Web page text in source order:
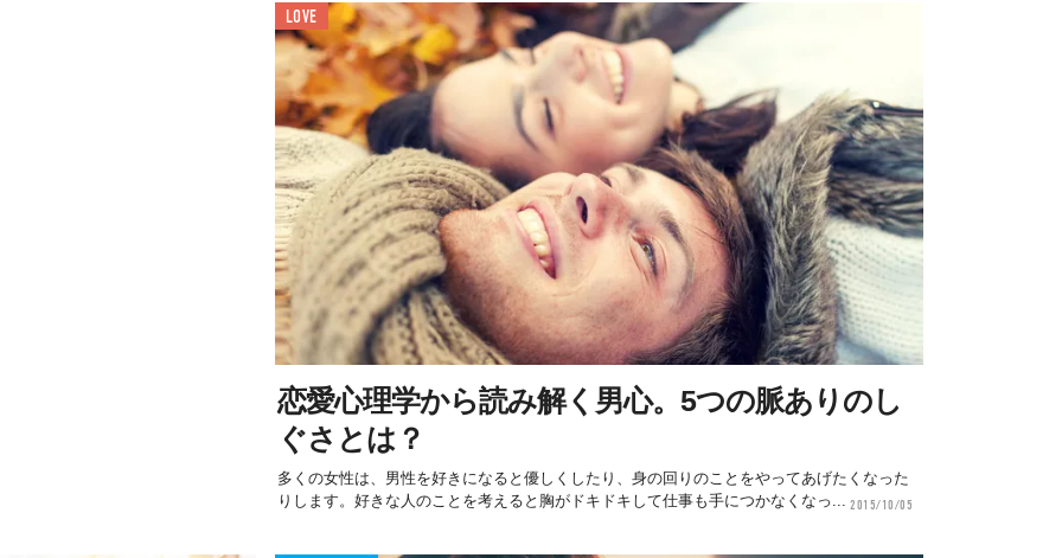
LOVE
恋愛心理学から読み解く男心。5つの脈ありのし
ぐさとは？
多くの女性は、男性を好きになると優しくしたり、身の回りのことをやってあげたくなった
りします。好きな人のことを考えると胸がドキドキして仕事も手につかなくなっ... 2015/10/05